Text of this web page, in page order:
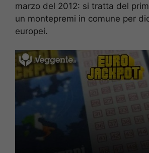
marzo del 2012: si tratta del
un montepremi in comune per
europei.